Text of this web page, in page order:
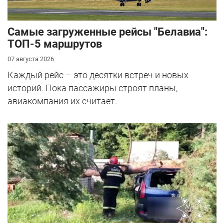
Самые загруженные рейсы "Белавиа":
ТОП-5 маршрутов
07 августа 2026
Каждый рейс – это десятки встреч и новых
историй. Пока пассажиры строят планы,
авиакомпания их считает.